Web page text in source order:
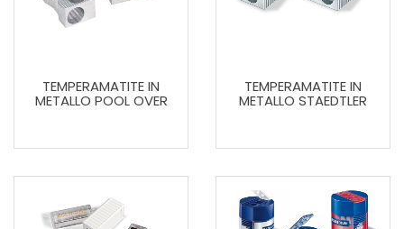
TEMPERAMATITE IN
METALLO POOL OVER
TEMPERAMATITE IN
METALLO STAEDTLER